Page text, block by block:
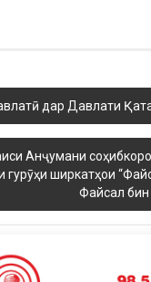
дар Давлати
Анҷумани
гурӯҳи ширкатҳои
Файсал